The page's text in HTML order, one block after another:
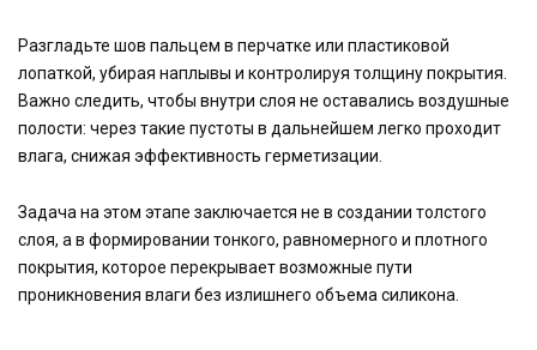
Разгладьте шов пальцем в перчатке или пластиковой
лопаткой, убирая наплывы и контролируя толщину покрытия.
Важно следить, чтобы внутри слоя не оставались воздушные
полости: через такие пустоты в дальнейшем легко проходит
влага, снижая эффективность герметизации.
Задача на этом этапе заключается не в создании толстого
слоя, а в формировании тонкого, равномерного и плотного
покрытия, которое перекрывает возможные пути
проникновения влаги без излишнего объема силикона.